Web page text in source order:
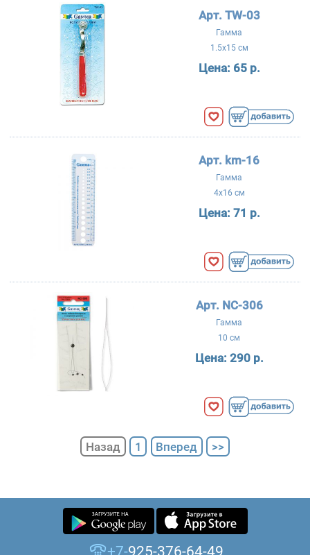
Арт. TW-03
Гамма
1.5x15 см
Цена: 65 р.
Арт. km-16
Гамма
4x16 см
Цена: 71 р.
Арт. NC-306
Гамма
10 см
Цена: 290 р.
Назад 1 Вперед >>